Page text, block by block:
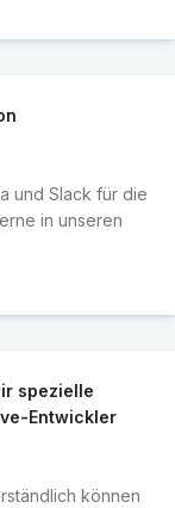
und Slack für die
in unseren
spezielle
Entwickler
können